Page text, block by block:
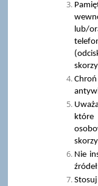
lub/
Nie